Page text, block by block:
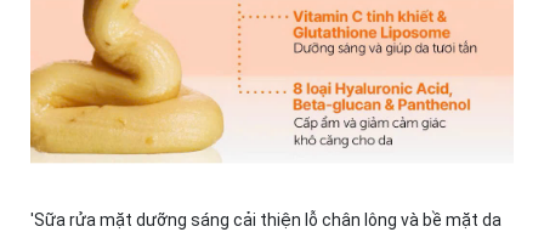
'Sữa rửa mặt dưỡng sáng cải thiện lỗ chân lông và bề mặt da